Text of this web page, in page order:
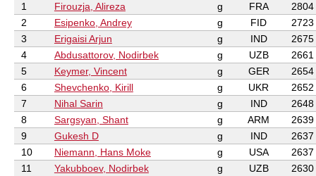
1
Firouzja, Alireza g FRA
2804
2
Esipenko, Andrey g FID
2723
3
Erigaisi Arjun g IND
2675
4
Abdusattorov, Nodirbek g UZB
2661
5
Keymer, Vincent g GER
2654
6
Shevchenko, Kirill g UKR
2652
7
Nihal Sarin g IND
2648
8
Sargsyan, Shant g ARM
2639
9
Gukesh D g IND
2637
10
Niemann, Hans Moke g USA
2637
11
Yakubboev, Nodirbek g UZB 2630